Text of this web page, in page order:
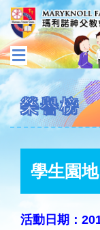
榮譽榜
學生園地
活動日期：